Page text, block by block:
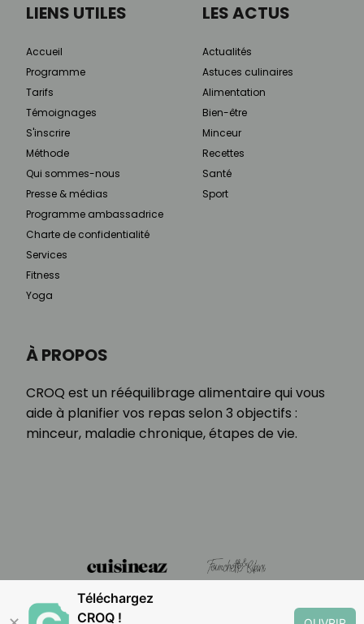
À PROPOS
CROQ est un rééquilibrage alimentaire qui vous
aide à planifier vos repas selon 3 objectifs :
minceur, maladie chronique, étapes de vie.
LIENS UTILES
Accueil
Programme
Tarifs
Témoignages
S'inscrire
Méthode
Qui sommes-nous
Presse & médias
Programme ambassadrice
Charte de confidentialité
Services
Fitness
Yoga
LES ACTUS
Actualités
Astuces culinaires
Alimentation
Bien-être
Minceur
Recettes
Santé
Sport
Téléchargez
CROQ !